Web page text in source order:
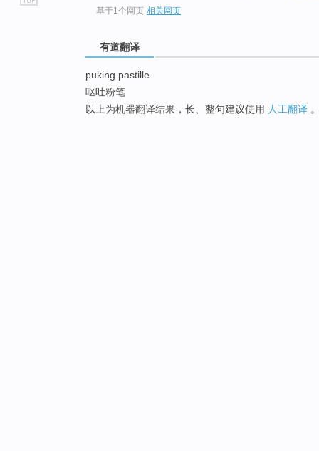
基于1个网页-相关网页
有道翻译
puking pastille
呕吐粉笔
以上为机器翻译结果，长、整句建议使用 人工翻译